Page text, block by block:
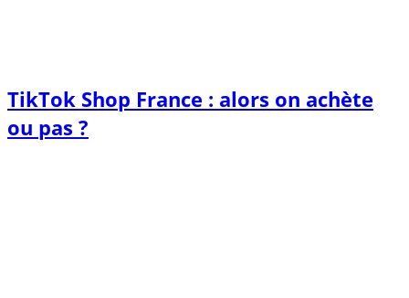
TikTok Shop France : alors on achète
ou pas ?